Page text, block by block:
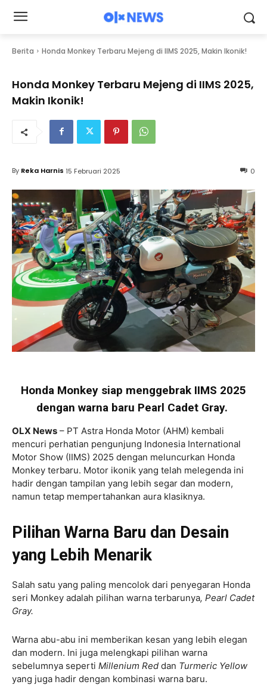
Berita Honda Monkey Terbaru Mejeng di IIMS 2025, Makin Ikonik!
Honda Monkey Terbaru Mejeng di IIMS 2025,
Makin Ikonik!
0
By Reka Harnis 15 Februari 2025
Honda Monkey siap menggebrak IIMS 2025
dengan warna baru Pearl Cadet Gray.
OLX News – PT Astra Honda Motor (AHM) kembali
mencuri perhatian pengunjung Indonesia International
Motor Show (IIMS) 2025 dengan meluncurkan Honda
Monkey terbaru. Motor ikonik yang telah melegenda ini
hadir dengan tampilan yang lebih segar dan modern,
namun tetap mempertahankan aura klasiknya.
Pilihan Warna Baru dan Desain
yang Lebih Menarik
Salah satu yang paling mencolok dari penyegaran Honda
seri Monkey adalah pilihan warna terbarunya, Pearl Cadet
Gray.
Warna abu-abu ini memberikan kesan yang lebih elegan
dan modern. Ini juga melengkapi pilihan warna
sebelumnya seperti Millenium Red dan Turmeric Yellow
yang juga hadir dengan kombinasi warna baru.